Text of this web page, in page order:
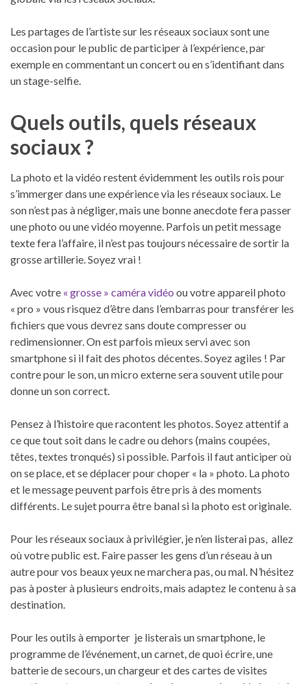
Les partages de l’artiste sur les réseaux sociaux sont une
occasion pour le public de participer à l’expérience, par
exemple en commentant un concert ou en s’identifiant dans
un stage-selfie.
Quels outils, quels réseaux
sociaux ?
La photo et la vidéo restent évidemment les outils rois pour
s’immerger dans une expérience via les réseaux sociaux. Le
son n’est pas à négliger, mais une bonne anecdote fera passer
une photo ou une vidéo moyenne. Parfois un petit message
texte fera l’affaire, il n’est pas toujours nécessaire de sortir la
grosse artillerie. Soyez vrai !
Avec votre « grosse » caméra vidéo ou votre appareil photo
« pro » vous risquez d’être dans l’embarras pour transférer les
fichiers que vous devrez sans doute compresser ou
redimensionner. On est parfois mieux servi avec son
smartphone si il fait des photos décentes. Soyez agiles ! Par
contre pour le son, un micro externe sera souvent utile pour
donne un son correct.
Pensez à l’histoire que racontent les photos. Soyez attentif a
ce que tout soit dans le cadre ou dehors (mains coupées,
têtes, textes tronqués) si possible. Parfois il faut anticiper où
on se place, et se déplacer pour choper « la » photo. La photo
et le message peuvent parfois être pris à des moments
différents. Le sujet pourra être banal si la photo est originale.
Pour les réseaux sociaux à privilégier, je n’en listerai pas, allez
où votre public est. Faire passer les gens d’un réseau à un
autre pour vos beaux yeux ne marchera pas, ou mal. N’hésitez
pas à poster à plusieurs endroits, mais adaptez le contenu à sa
destination.
Pour les outils à emporter je listerais un smartphone, le
programme de l’événement, un carnet, de quoi écrire, une
batterie de secours, un chargeur et des cartes de visites